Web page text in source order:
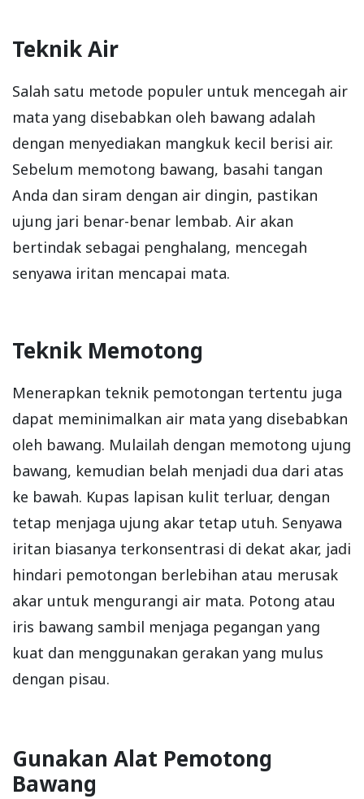
Teknik Air
Salah satu metode populer untuk mencegah air
mata yang disebabkan oleh bawang adalah
dengan menyediakan mangkuk kecil berisi air.
Sebelum memotong bawang, basahi tangan
Anda dan siram dengan air dingin, pastikan
ujung jari benar-benar lembab. Air akan
bertindak sebagai penghalang, mencegah
senyawa iritan mencapai mata.
Teknik Memotong
Menerapkan teknik pemotongan tertentu juga
dapat meminimalkan air mata yang disebabkan
oleh bawang. Mulailah dengan memotong ujung
bawang, kemudian belah menjadi dua dari atas
ke bawah. Kupas lapisan kulit terluar, dengan
tetap menjaga ujung akar tetap utuh. Senyawa
iritan biasanya terkonsentrasi di dekat akar, jadi
hindari pemotongan berlebihan atau merusak
akar untuk mengurangi air mata. Potong atau
iris bawang sambil menjaga pegangan yang
kuat dan menggunakan gerakan yang mulus
dengan pisau.
Gunakan Alat Pemotong
Bawang